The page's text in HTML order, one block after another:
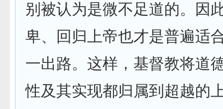
别被认为是微不足道的。因
卑、回归上帝也才是普遍适
一出路。这样，基督教将道
性及其实现都归属到超越的